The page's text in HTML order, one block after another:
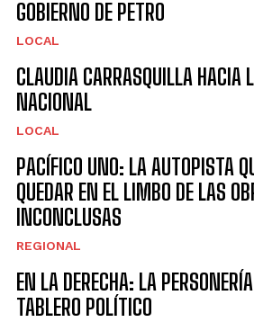
GOBIERNO DE PETRO
LOCAL
CLAUDIA CARRASQUILLA HACIA
NACIONAL
LOCAL
PACÍFICO UNO: LA AUTOPISTA
QUEDAR EN EL LIMBO DE LAS
INCONCLUSAS
REGIONAL
EN LA DERECHA: LA
TABLERO POLÍTICO